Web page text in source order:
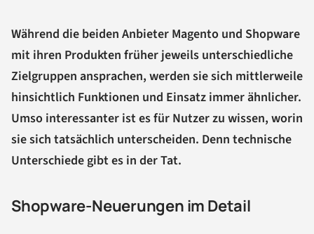
Während die beiden Anbieter Magento und Shopware
mit ihren Produkten früher jeweils unterschiedliche
Zielgruppen ansprachen, werden sie sich mittlerweile
hinsichtlich Funktionen und Einsatz immer ähnlicher.
Umso interessanter ist es für Nutzer zu wissen, worin
sie sich tatsächlich unterscheiden. Denn technische
Unterschiede gibt es in der Tat.
Shopware-Neuerungen im Detail